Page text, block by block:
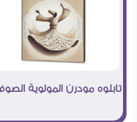
تابلوه مودرن المولوية